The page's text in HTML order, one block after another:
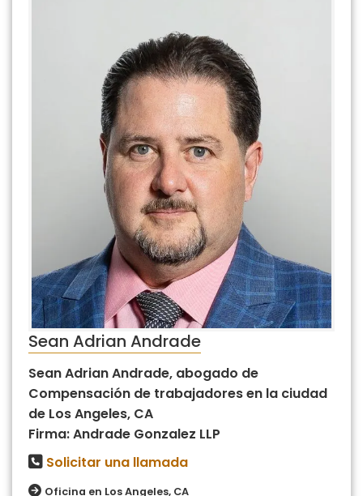
Sean Adrian Andrade
Sean Adrian Andrade, abogado de
Compensación de trabajadores en la ciudad
de Los Angeles, CA
Firma: Andrade Gonzalez LLP
Solicitar una llamada
Oficina en Los Angeles, CA